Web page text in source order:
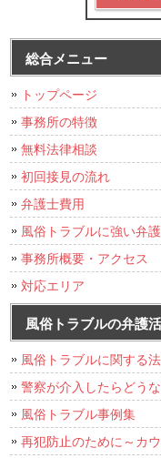
総合メニュー
トップページ
事務所の特徴
無料法律相談
初回接見の流れ
弁護士費用
風俗トラブルに強い弁
事務所概要・アクセス
対応エリア
風俗トラブルの弁護
風俗トラブルに関する
警察が介入したらどう
風俗トラブル事例集
再犯防止のために～カ